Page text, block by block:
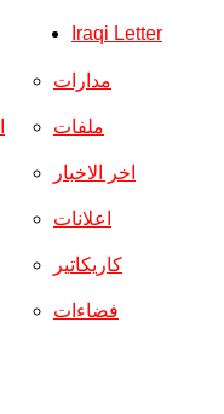
مدارات
ملفات
اخر الاخبار
اعلانات
كاريكاتير
فضاءات
Iraqi Letter